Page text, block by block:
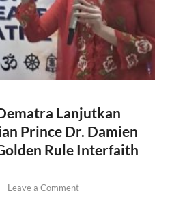
Lanjutkan
Prince Dr. Damien
Rule Interfaith
- Leave a Comment